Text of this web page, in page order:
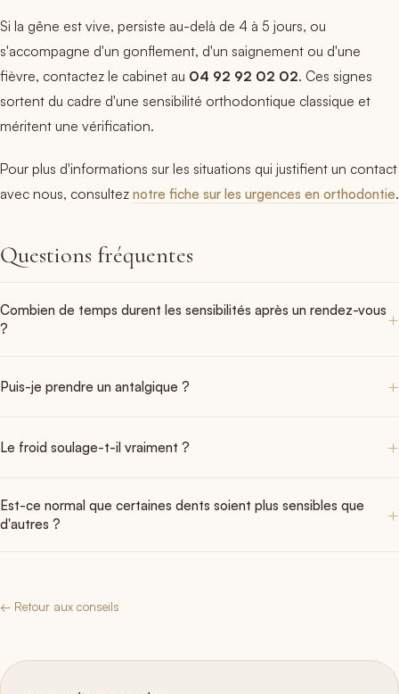
Si la gêne est vive, persiste au-delà de 4 à 5 jours, ou
s'accompagne d'un gonflement, d'un saignement ou d'une
fièvre, contactez le cabinet au 04 92 92 02 02. Ces signes
sortent du cadre d'une sensibilité orthodontique classique et
méritent une vérification.
Pour plus d'informations sur les situations qui justifient un contact
avec nous, consultez notre fiche sur les urgences en orthodontie.
Questions fréquentes
Combien de temps durent les sensibilités après un rendez-vous
?
sont plus marquées après la pose et après chaque serrage de l'arc,
Puis-je prendre un antalgique ?
peut être prise selon la posologie indiquée. Évitez l'aspirine et les
Le froid soulage-t-il vraiment ?
glace désactivent temporairement l'arc et calment la pression
exercée sur les dents.
Est-ce normal que certaines dents soient plus sensibles que
d'autres ?
qui suivent le rendez-vous.
← Retour aux conseils